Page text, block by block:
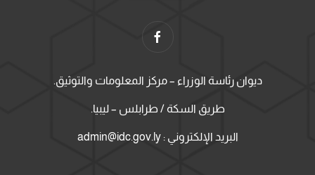
ديوان رئاسة الوزراء – مركز المعلومات والتوثيق.
طريق السكة / طرابلس – ليبيا.
البريد الإلكتروني : admin@idc.gov.ly